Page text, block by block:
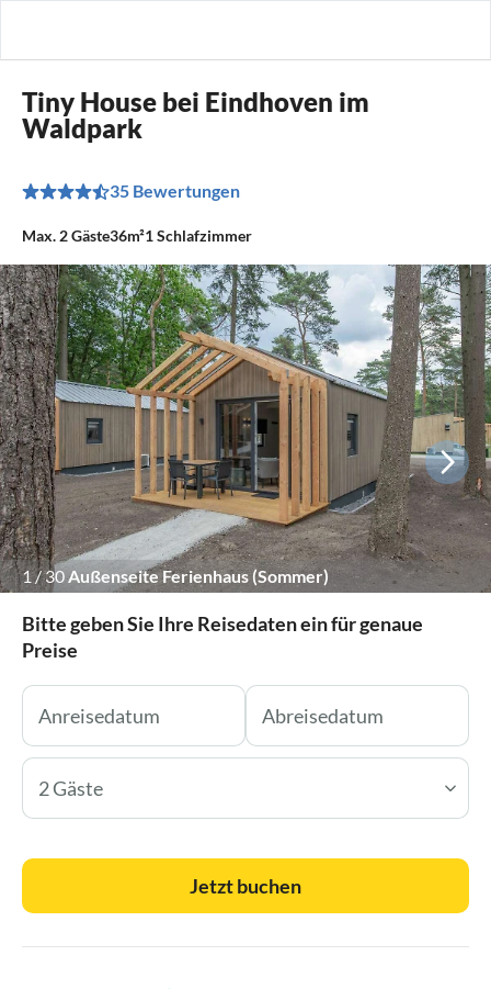
Tiny House bei Eindhoven im
Waldpark
35 Bewertungen
Max. 2Gäste36m²1Schlafzimmer
1/30 Außenseite Ferienhaus (Sommer)
Bitte geben Sie Ihre Reisedaten ein für genaue
Preise
2 Gäste
Jetzt buchen